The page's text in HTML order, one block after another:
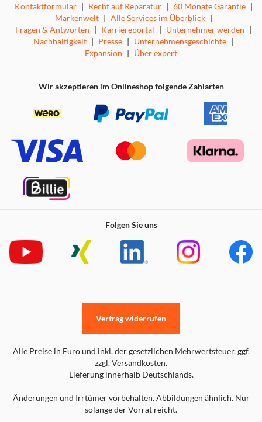
Kontaktformular | Recht auf Reparatur | 60 Monate Garantie |
Markenwelt | Alle Services im Überblick |
Fragen & Antworten | Karriereportal | Unternehmer werden |
Nachhaltigkeit | Presse | Unternehmensgeschichte |
Expansion | Über expert
Wir akzeptieren im Onlineshop folgende Zahlarten
Folgen Sie uns
Alle Preise in Euro und inkl. der gesetzlichen Mehrwertsteuer. ggf.
zzgl. Versandkosten.
Lieferung innerhalb Deutschlands.
Änderungen und Irrtümer vorbehalten. Abbildungen ähnlich. Nur
solange der Vorrat reicht.
Vertrag widerrufen